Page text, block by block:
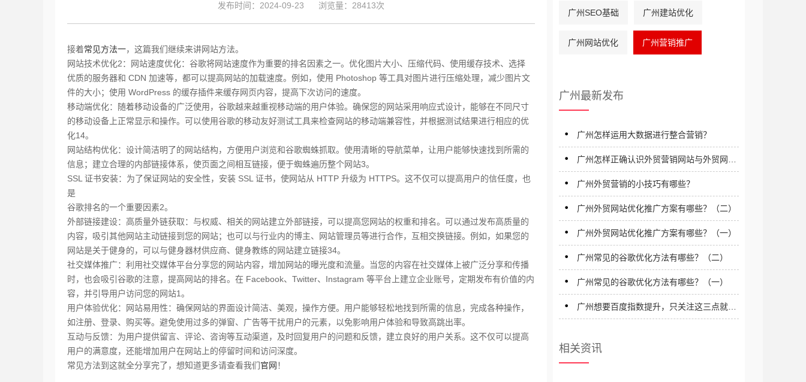
发布时间：2024-09-23 浏览量：28413次
接着常见方法一，这篇我们继续来讲网站方法。
网站技术优化2：网站速度优化：谷歌将网站速度作为重要的排名因素之一。优化图片大小、压缩代码、使用缓存技术、选择
优质的服务器和 CDN 加速等，都可以提高网站的加载速度。例如，使用 Photoshop 等工具对图片进行压缩处理，减少图片文
件的大小；使用 WordPress 的缓存插件来缓存网页内容，提高下次访问的速度。
移动端优化：随着移动设备的广泛使用，谷歌越来越重视移动端的用户体验。确保您的网站采用响应式设计，能够在不同尺寸
的移动设备上正常显示和操作。可以使用谷歌的移动友好测试工具来检查网站的移动端兼容性，并根据测试结果进行相应的优
化14。
网站结构优化：设计简洁明了的网站结构，方便用户浏览和谷歌蜘蛛抓取。使用清晰的导航菜单，让用户能够快速找到所需的
信息；建立合理的内部链接体系，使页面之间相互链接，便于蜘蛛遍历整个网站3。
SSL 证书安装：为了保证网站的安全性，安装 SSL 证书，使网站从 HTTP 升级为 HTTPS。这不仅可以提高用户的信任度，也
是
谷歌排名的一个重要因素2。
外部链接建设：高质量外链获取：与权威、相关的网站建立外部链接，可以提高您网站的权重和排名。可以通过发布高质量的
内容，吸引其他网站主动链接到您的网站；也可以与行业内的博主、网站管理员等进行合作，互相交换链接。例如，如果您的
网站是关于健身的，可以与健身器材供应商、健身教练的网站建立链接34。
社交媒体推广：利用社交媒体平台分享您的网站内容，增加网站的曝光度和流量。当您的内容在社交媒体上被广泛分享和传播
时，也会吸引谷歌的注意，提高网站的排名。在 Facebook、Twitter、Instagram 等平台上建立企业账号，定期发布有价值的内
容，并引导用户访问您的网站1。
用户体验优化：网站易用性：确保网站的界面设计简洁、美观，操作方便。用户能够轻松地找到所需的信息，完成各种操作，
如注册、登录、购买等。避免使用过多的弹窗、广告等干扰用户的元素，以免影响用户体验和导致高跳出率。
互动与反馈：为用户提供留言、评论、咨询等互动渠道，及时回复用户的问题和反馈，建立良好的用户关系。这不仅可以提高
用户的满意度，还能增加用户在网站上的停留时间和访问深度。
常见方法到这就全分享完了，想知道更多请查看我们官网 ！
广州SEO基础 广州建站优化
广州网站优化 广州营销推广
广州最新发布
广州怎样运用大数据进行整合营销？
广州怎样正确认识外贸营销网站与外贸网络
广州外贸营销的小技巧有哪些？
广州外贸网站优化推广方案有哪些？（二）
广州外贸网站优化推广方案有哪些？（一）
广州常见的谷歌优化方法有哪些？（二）
广州常见的谷歌优化方法有哪些？（一）
广州想要百度指数提升，只关注这三点就行
相关资讯